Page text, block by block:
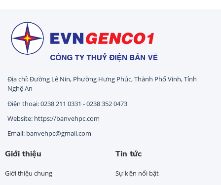
Địa chỉ: Đường Lê Nin, Phường Hưng Phúc, Thành Phố Vinh, Tỉnh
Nghệ An
Điện thoại: 0238 211 0331 - 0238 352 0473
Website: https://banvehpc.com
Email: banvehpc@gmail.com
Giới thiệu
Giới thiệu chung
Tin tức
Sự kiện nổi bật